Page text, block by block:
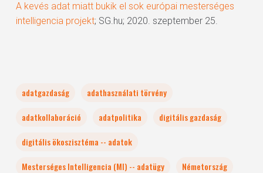
A kevés adat miatt bukik el sok európai mesterséges
intelligencia projekt; SG.hu; 2020. szeptember 25.
adatgazdaság
adathasználati törvény
adatkollaboráció
adatpolitika
digitális gazdaság
digitális ökoszisztéma -- adatok
Mesterséges Intelligencia (MI) -- adatügy
Németország